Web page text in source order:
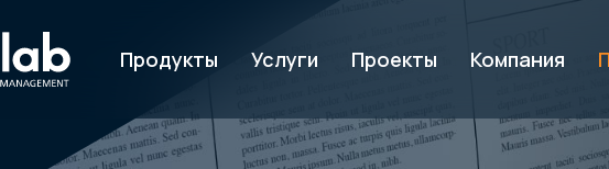
Продукты Услуги Проекты Компания